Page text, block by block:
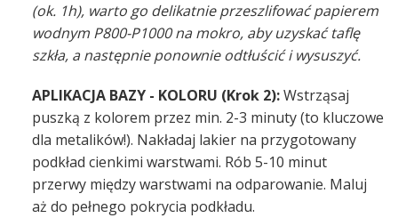
(ok. 1h), warto go delikatnie przeszlifować papierem
wodnym P800-P1000 na mokro, aby uzyskać taflę
szkła, a następnie ponownie odtłuścić i wysuszyć.
APLIKACJA BAZY - KOLORU (Krok 2):Wstrząsaj
puszką z kolorem przez min. 2-3 minuty (to kluczowe
dla metalików!). Nakładaj lakier na przygotowany
podkład cienkimi warstwami. Rób 5-10 minut
przerwy między warstwami na odparowanie. Maluj
aż do pełnego pokrycia podkładu.